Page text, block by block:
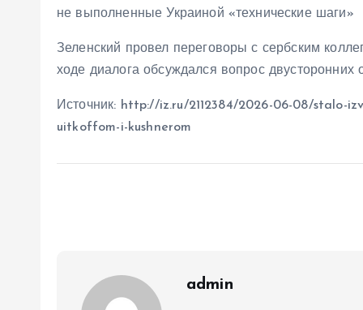
не выполненные Украиной «технические шаги»
Зеленский провел переговоры с сербским
ходе диалога обсуждался вопрос
Источник: http://iz.ru/2112384/2026-06-08/stalo-
uitkoffom-i-kushnerom
admin